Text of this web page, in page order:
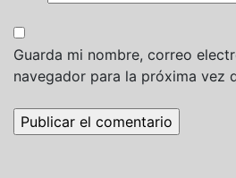
Guarda mi nombre, correo
navegador para la próxima vez